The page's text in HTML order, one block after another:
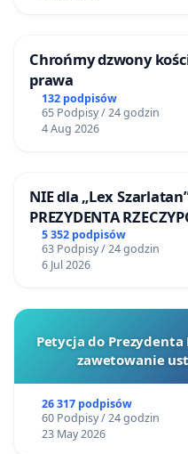
Chrońmy dzwony
prawa
132 podpisów
65 Podpisy / 24 godzin
4 Aug 2026
NIE dla „Lex Szarlatan”
PREZYDENTA
5 352 podpisów
63 Podpisy / 24 godzin
6 Jul 2026
Petycja do
zawetowanie
26 317 podpisów
60 Podpisy / 24 godzin
23 May 2026